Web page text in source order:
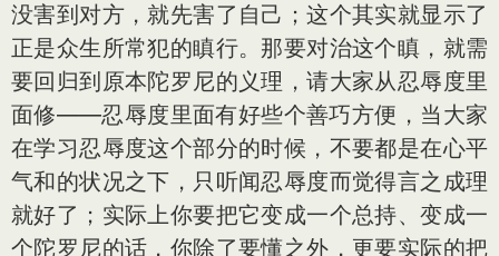
没害到对方，就先害了自己；这个其实就显示了
正是众生所常犯的瞋行。那要对治这个瞋，就需
要回归到原本陀罗尼的义理，请大家从忍辱度里
面修——忍辱度里面有好些个善巧方便，当大家
在学习忍辱度这个部分的时候，不要都是在心平
气和的状况之下，只听闻忍辱度而觉得言之成理
就好了；实际上你要把它变成一个总持、变成一
个陀罗尼的话，你除了要懂之外，更要实际的把